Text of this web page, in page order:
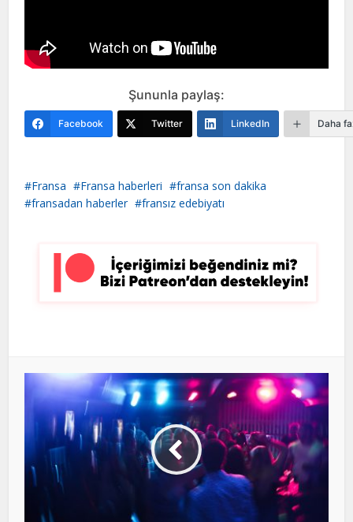
Şununla paylaş:
Facebook Twitter LinkedIn Daha
Fransa Fransa haberleri
fransa son dakika
fransadan haberler
fransız edebiyatı